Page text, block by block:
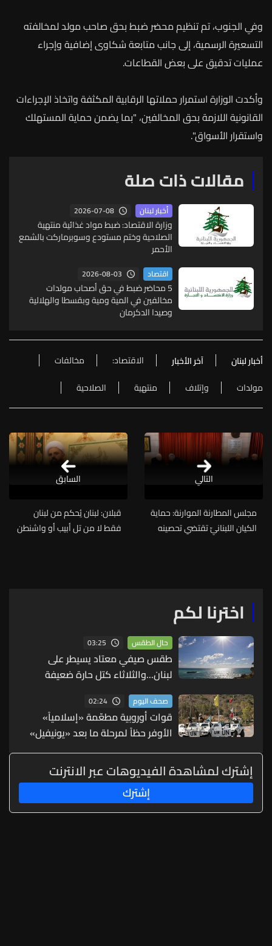
وفي الجنوب، تم تنظيم محضر ضبط بحق صاحب مولد لمخالفته
التسعيرة الرسمية، إلى جانب متابعة شكاوى إضافية وإجراء
عمليات تدقيق على بعض القطاعات.
وأكدتالوزارةاستمرارحملاتها الرقابيةالمكثفةواتخاذالإجراءات
القانونيةاللازمةبحقالمخالفين، "بمايضمنحمايةالمستهلك
واستقرارالأسواق".
مقالات ذات صلة
أخبار لبنان 2026-07-08
وزارة الاقتصاد: ضبط مواد غذائية منتهية
الصلاحية وختم مستودع وسوبرماركت بالشمع
الأحمر
اقتصاد 2026-08-03
5 محاضر ضبط في حق أصحاب مولدات
مخالفين في المية ومية وبقسطا والهلالية
وصيدا الدكرمان
أخبار لبنان آخر الأخبار الاقتصاد:
مخالفات
مولدات
وإتلاف منتهية الصلاحية
التالي
مجلس المطارنة الموارنة: حماية
الكيان اللبنانيّ تقتضي تحصينه
قبلان: لبنان يُحكم من لبنان
فقط لا من تل أبيب أو واشنطن
السابق
اخترنا لكم
حال الطقس 03:25
طقس صيفي معتاد يسيطر على
لبنان...والثلاثاء كتل حارة ضعيفة
الفعالية
صحف اليوم 02:24
قوات أوروبية مطعّمة «إسلامياً»
الأوفر حظاً لمرحلة ما بعد «يونيفيل»
(الشرق الأوسط)
إشترك لمشاهدة الفيديوهات عبر الانترنت
إشترك